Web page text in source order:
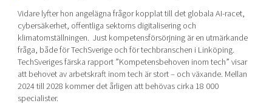
Vidare lyfter hon angelägna frågor kopplat till det globala AI-racet,
cybersäkerhet, offentliga sektorns digitalisering och
klimatomställningen. Just kompetensförsörjning är en utmärkande
fråga, både för TechSverige och för techbranschen i Linköping.
TechSveriges färska rapport ”Kompetensbehoven inom tech” visar
att behovet av arbetskraft inom tech är stort – och växande. Mellan
2024 till 2028 kommer det årligen att behövas cirka 18 000
specialister.